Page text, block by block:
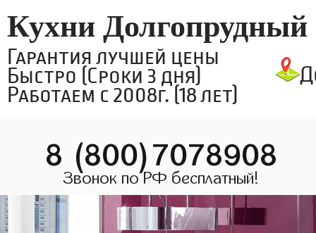
Кухни Долгопрудный
Гарантия лучшей цены
Быстро (Сроки 3 дня)
Работаем с 2008г. (18 лет)
8 (800)7078908
Звонок по РФ бесплатный!